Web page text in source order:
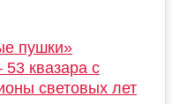
пушки»
квазара с
световых лет